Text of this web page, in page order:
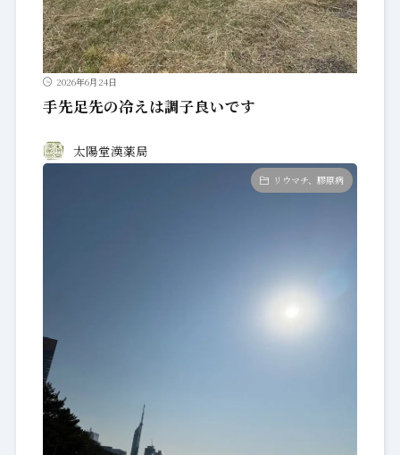
2026年6月24日
手先足先の冷えは調子良いです
太陽堂漢薬局
リウマチ、膠原病